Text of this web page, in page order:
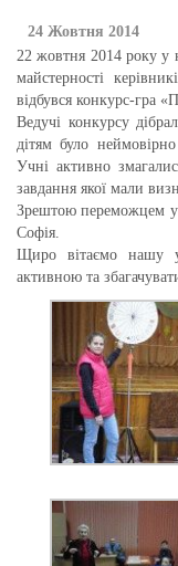
24 Жовтня 2014
22 жовтня 2014 року у
майстерності
відбувся конкурс-гра
Ведучі конкурсу
дітям було
Учні активно
завдання якої мали
Зрештою переможцем у
Софія.
Щиро вітаємо нашу
активною та